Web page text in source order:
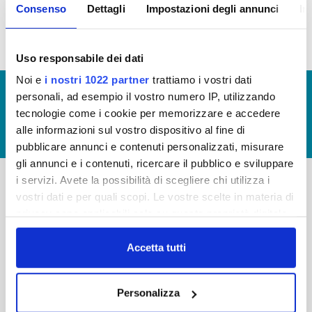
Consenso Dettagli Impostazioni degli annunci
Uso responsabile dei dati
Noi e i nostri 1022 partner trattiamo i vostri dati
personali, ad esempio il vostro numero IP, utilizzando
tecnologie come i cookie per memorizzare e accedere
alle informazioni sul vostro dispositivo al fine di
pubblicare annunci e contenuti personalizzati, misurare
gli annunci e i contenuti, ricercare il pubblico e sviluppare
i servizi. Avete la possibilità di scegliere chi utilizza i
vostri dati e per quali scopi. Le vostre scelte in materia di
in cui avete effettuato le vostre scelte. È possibile
modificare o revocare il proprio consenso in qualsiasi
momento dalla Dichiarazione sui cookie o facendo clic
Accetta tutti
Personalizza
140bis del Codice del Consumo
© Copyright 2017 - 2026
GLOSSARIO
GIUDICA IL SERVIZIO
LAVORA CON NOI
Publiacqua S.p.A
Tel. +39 055688903
Fax. +39 0556862495
-
FAQ
PRIVACY POLICY
NOTE LEGALI
COOKIE